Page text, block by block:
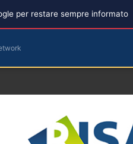
per restare sempre informato